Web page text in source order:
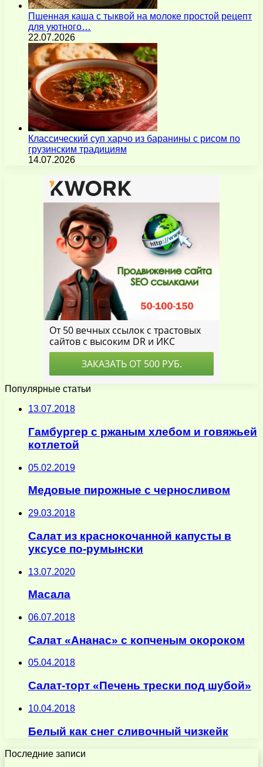
Пшенная каша с тыквой на молоке простой рецепт
для уютного…
22.07.2026
Классический суп харчо из баранины с рисом по
грузинским традициям
14.07.2026
Популярные статьи
13.07.2018
Гамбургер с ржаным хлебом и говяжьей
котлетой
05.02.2019
Медовые пирожные с черносливом
29.03.2018
Салат из краснокочанной капусты в
уксусе по-румынски
13.07.2020
Масала
06.07.2018
Салат «Ананас» с копченым окороком
05.04.2018
Салат-торт «Печень трески под шубой»
10.04.2018
Белый как снег сливочный чизкейк
Последние записи